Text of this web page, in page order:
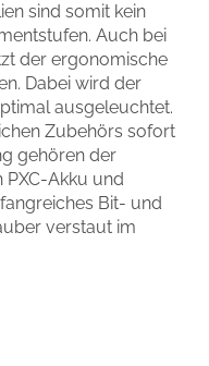
sind somit kein
Auch bei
der ergonomische
Dabei wird der
ausgeleuchtet.
Zubehörs sofort
gehören der
PXC-Akku und
Bit- und
verstaut im